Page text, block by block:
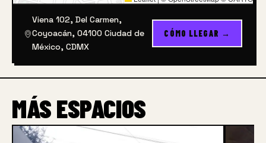
Viena 102, Del Carmen,
Coyoacán, 04100 Ciudad de
México, CDMX
CÓMO LLEGAR →
MÁS ESPACIOS